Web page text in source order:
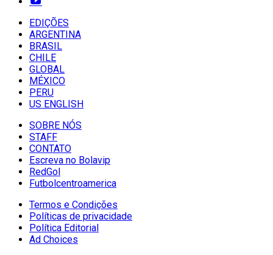
EDIÇÕES
ARGENTINA
BRASIL
CHILE
GLOBAL
MÉXICO
PERU
US ENGLISH
SOBRE NÓS
STAFF
CONTATO
Escreva no Bolavip
RedGol
Futbolcentroamerica
Termos e Condições
Políticas de privacidade
Política Editorial
Ad Choices